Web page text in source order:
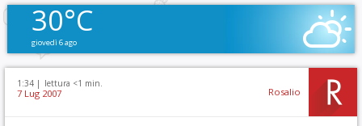
30°C
giovedì 6 ago
1:34 | lettura <1 min.
7 Lug 2007 Rosalio